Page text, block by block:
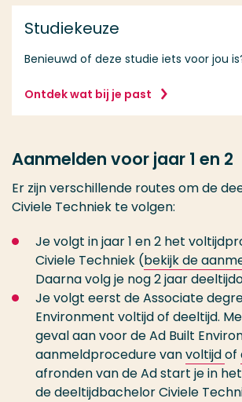
Studiekeuze
Benieuwd of deze studie iets voor jou
Ontdek wat bij je past
Aanmelden voor jaar 1 en 2
Er zijn verschillende routes om de
Civiele Techniek te volgen:
Je volgt in jaar 1 en 2 het
Civiele Techniek (bekijk de
Daarna volg je nog 2 jaar
Je volgt eerst de Associate
Environment voltijd of deeltijd.
geval aan voor de Ad Built
aanmeldprocedure vanvoltijdof
afronden van de Ad start je in
de deeltijdbachelor Civiele